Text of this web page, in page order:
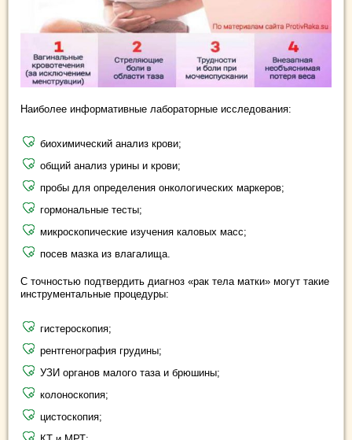
Наиболее информативные лабораторные исследования:
биохимический анализ крови;
общий анализ урины и крови;
пробы для определения онкологических маркеров;
гормональные тесты;
микроскопические изучения каловых масс;
посев мазка из влагалища.
С точностью подтвердить диагноз «рак тела матки» могут такие
инструментальные процедуры:
гистероскопия;
рентгенография грудины;
УЗИ органов малого таза и брюшины;
колоноскопия;
цистоскопия;